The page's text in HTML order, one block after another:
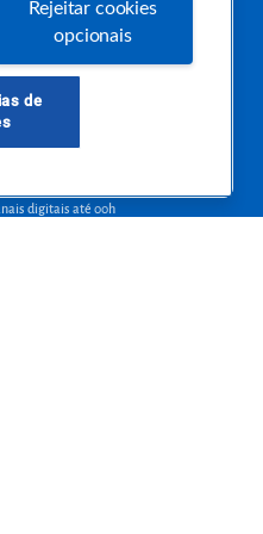
digitais até 00h
Rejeitar cookies
opcionais
de